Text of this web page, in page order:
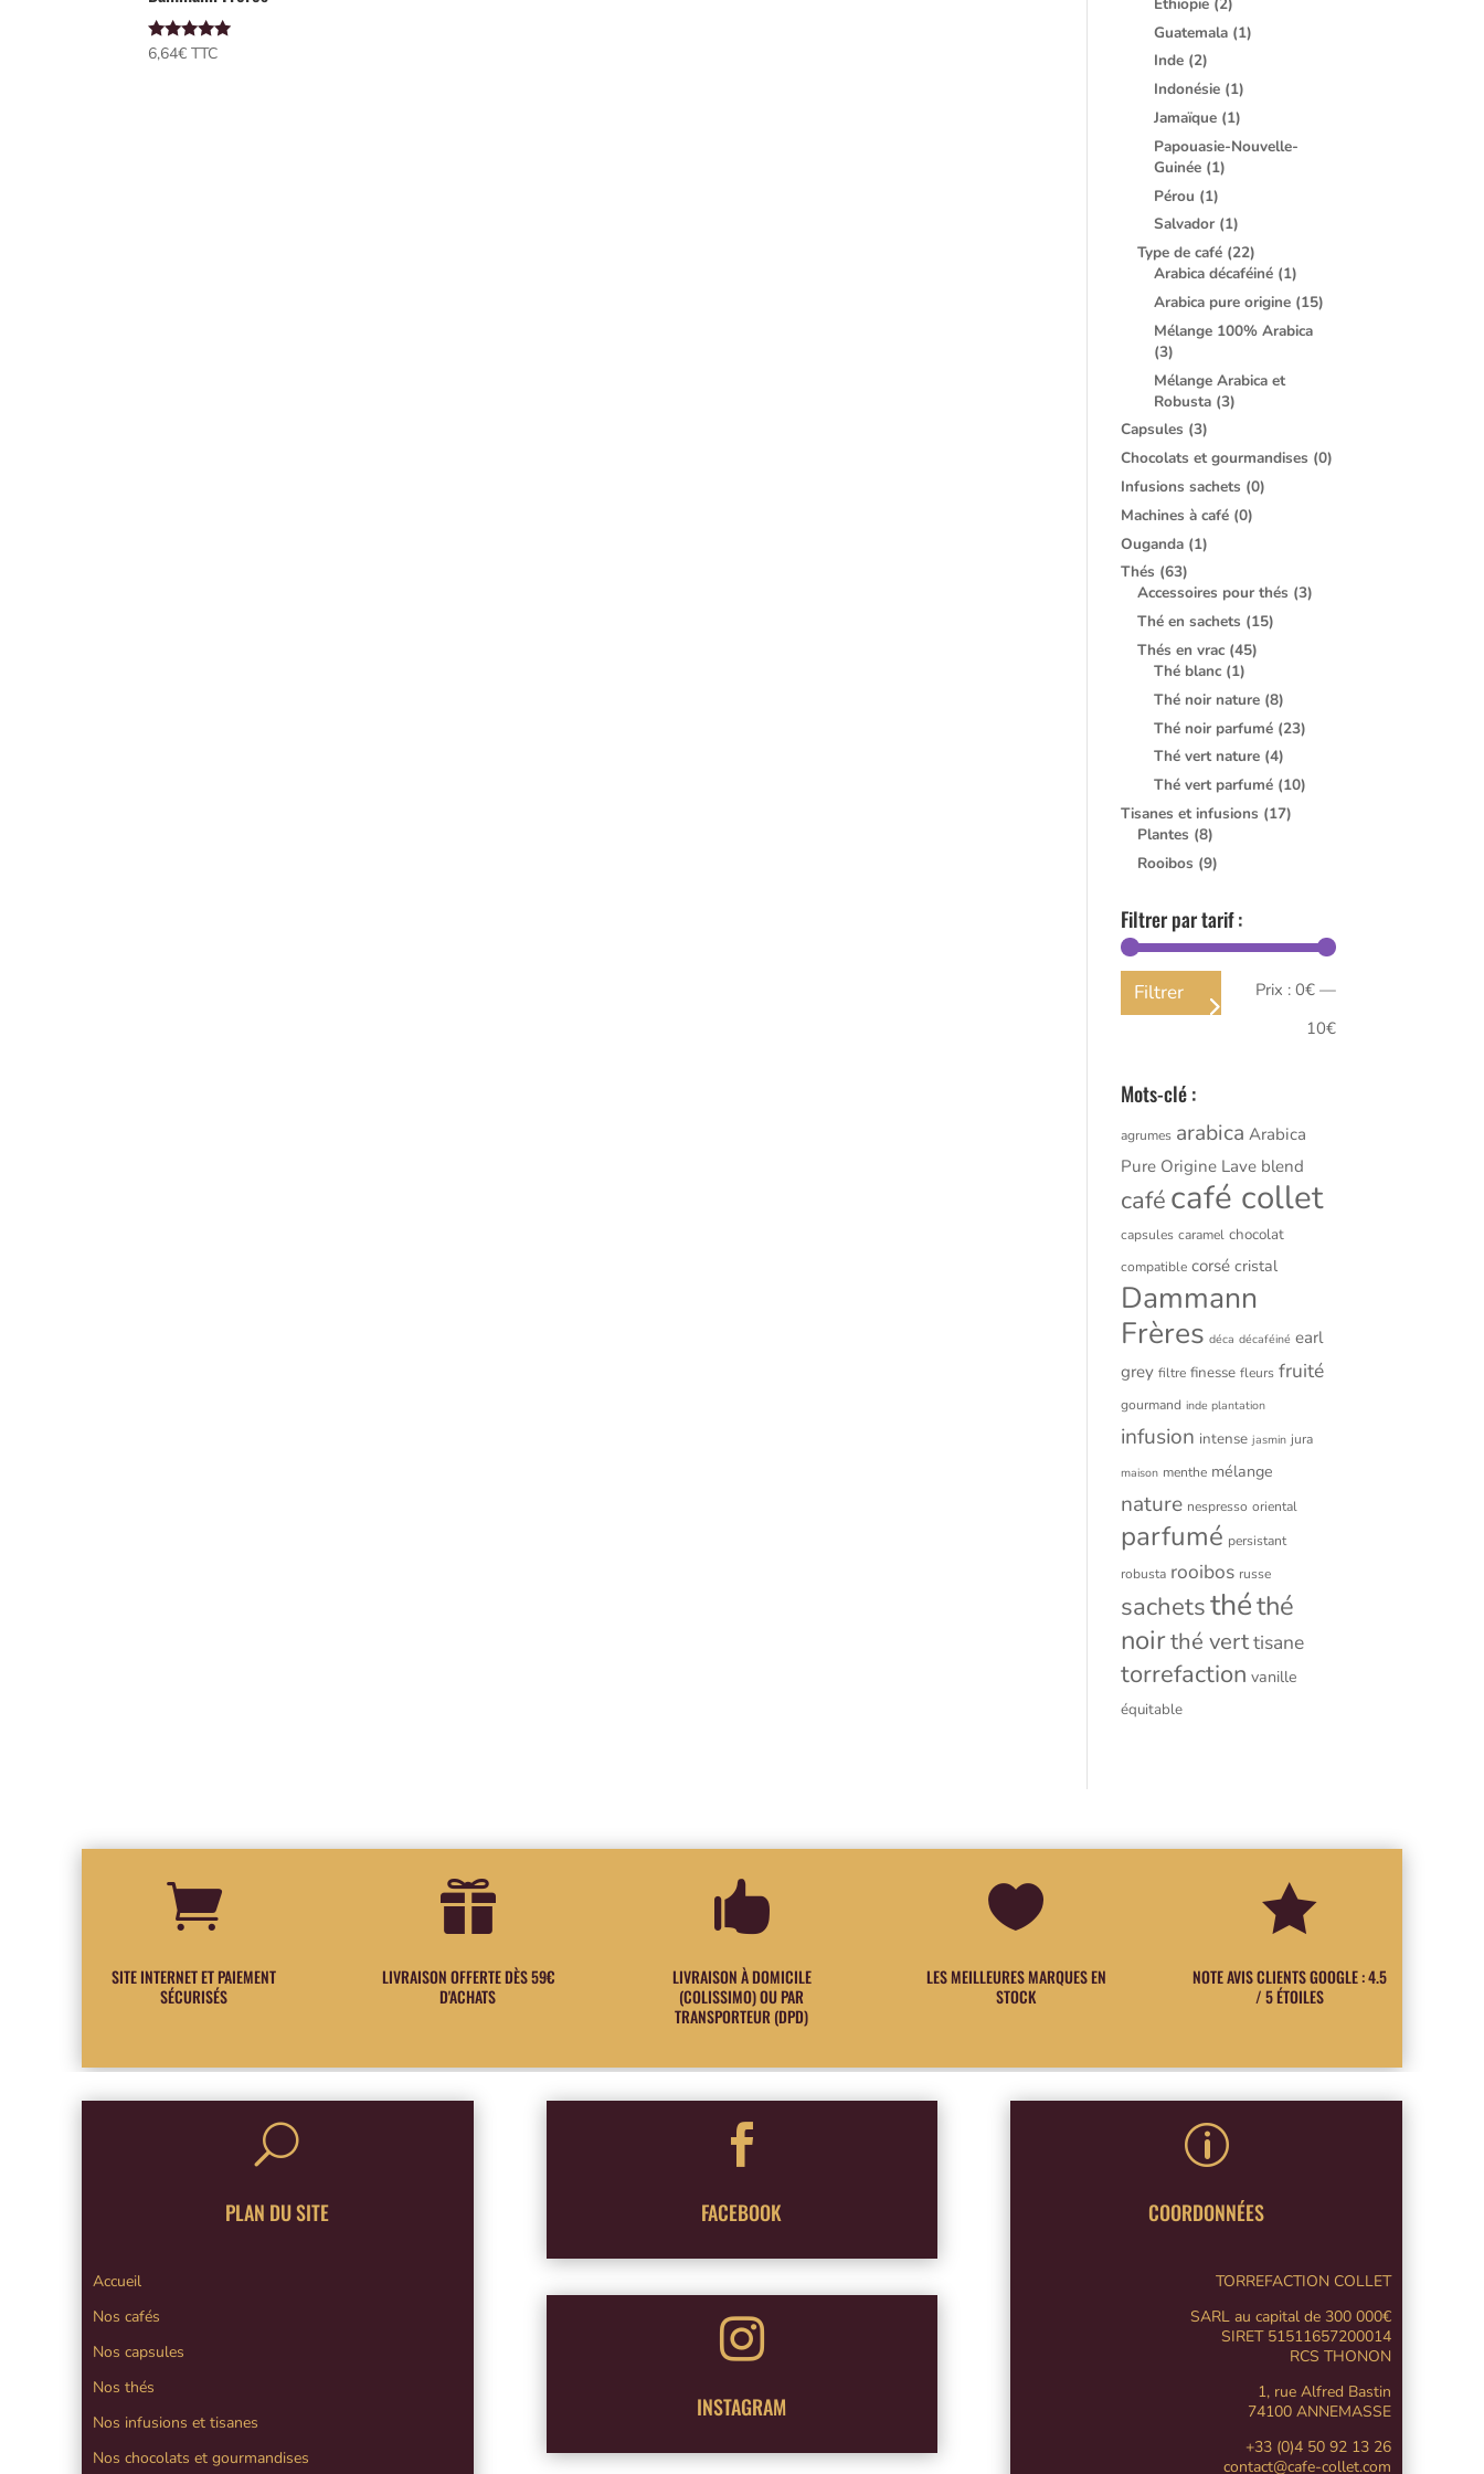
Note
6,64€ TTC
Guatemala (1)
Inde (2)
Indonésie (1)
Jamaïque (1)
Papouasie-Nouvelle-
Guinée (1)
Pérou (1)
Salvador (1)
Type de café (22)
Arabica décaféiné (1)
Arabica pure origine (15)
Mélange 100% Arabica
(3)
Mélange Arabica et
Robusta (3)
Capsules (3)
Chocolats et gourmandises (0)
Infusions sachets (0)
Machines à café (0)
Ouganda (1)
Thés (63)
Accessoires pour thés (3)
Thé en sachets (15)
Thés en vrac (45)
Thé blanc (1)
Thé noir nature (8)
Thé noir parfumé (23)
Thé vert nature (4)
Thé vert parfumé (10)
Tisanes et infusions (17)
Plantes (8)
Rooibos (9)
Filtrer par tarif :
Prix
min
Prix
max
Filtrer Prix : 0€—
10€
Mots-clé :
agrumes arabica Arabica
Pure Origine Lave blend
café café collet
capsules caramel chocolat
compatible corsé cristal
Dammann
Frères déca décaféiné earl
grey filtre finesse fleurs fruité
gourmand inde plantation
infusion intense jasmin jura
maison menthe mélange
nature nespresso oriental
parfumé persistant
robusta rooibos russe
sachetsthéthé
noirthé verttisane
torrefaction vanille
équitable

SITE INTERNET ET PAIEMENT
SÉCURISÉS

LIVRAISON OFFERTE DÈS 59€
D'ACHATS

LIVRAISON À DOMICILE
(COLISSIMO) OU PAR
TRANSPORTEUR (DPD)

LES MEILLEURES MARQUES EN
STOCK

NOTE AVIS CLIENTS GOOGLE : 4.5
/ 5 ÉTOILES
U
PLAN DU SITE
Accueil
Nos cafés
Nos capsules
Nos thés
Nos infusions et tisanes
Nos chocolats et gourmandises

FACEBOOK

INSTAGRAM
p
COORDONNÉES
TORREFACTION COLLET
SARL au capital de 300 000€
SIRET 51511657200014
RCS THONON
1, rue Alfred Bastin
74100 ANNEMASSE
+33 (0)4 50 92 13 26
contact@cafe-collet.com